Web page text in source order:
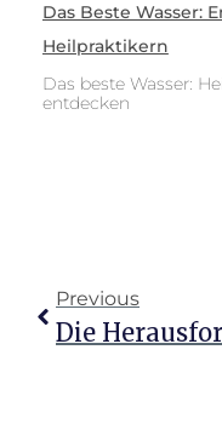
Das Beste Wasser:
Heilpraktikern
Das beste Wasser:
entdecken
Previous